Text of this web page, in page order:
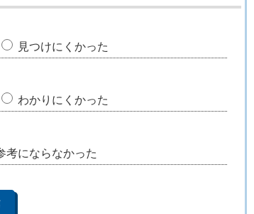
見つけにくかった
わかりにくかった
考にならなかった